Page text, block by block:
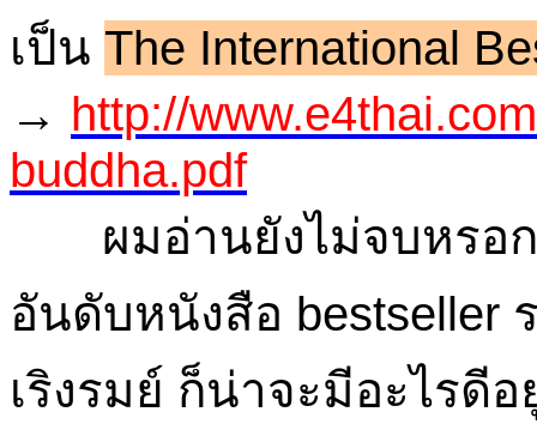
เป็น The International
→ http://
buddha.pdf
ผมอ่านยังไม่จบหรอก
อันดับหนังสือ bestseller
เริงรมย์ ก็น่าจะมีอะไรดี